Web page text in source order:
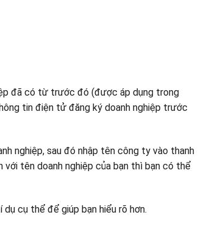
đã có từ trước đó (được áp dụng trong
tin điện tử đăng ký doanh nghiệp trước
nghiệp, sau đó nhập tên công ty vào thanh
tên doanh nghiệp của bạn thì bạn có thể
cụ thể để giúp bạn hiểu rõ hơn.